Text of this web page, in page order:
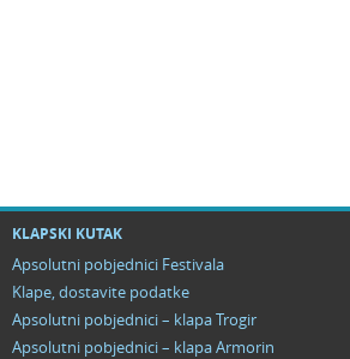
KLAPSKI KUTAK
Apsolutni pobjednici Festivala
Klape, dostavite podatke
Apsolutni pobjednici – klapa Trogir
Apsolutni pobjednici – klapa Armorin